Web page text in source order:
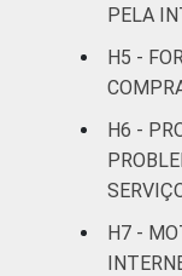
RENDA
FAMILIAR
PELA
H5 -
H6 -
H7 -